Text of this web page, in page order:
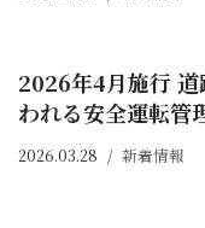
2026年4月施行 道
われる安全運転管
2026.03.28 新着情報